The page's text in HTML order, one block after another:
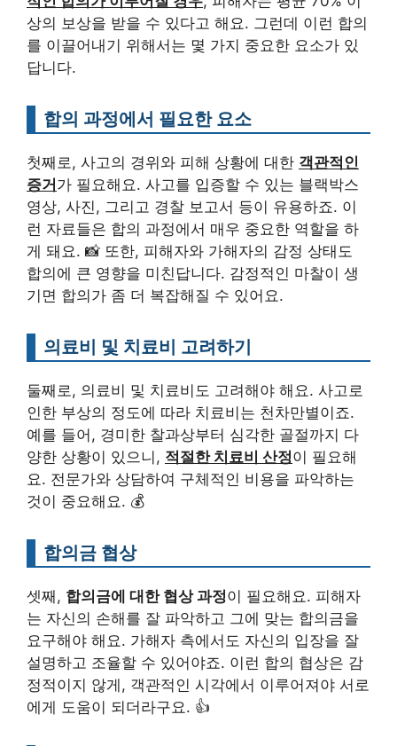
상의 보상을 받을 수 있다고 해요. 그런데 이런 합의
를 이끌어내기 위해서는 몇 가지 중요한 요소가 있
답니다.
합의 과정에서 필요한 요소
첫째로, 사고의 경위와 피해 상황에 대한 객관적인
증거 가 필요해요. 사고를 입증할 수 있는 블랙박스
영상, 사진, 그리고 경찰 보고서 등이 유용하죠. 이
런 자료들은 합의 과정에서 매우 중요한 역할을 하
게 돼요. 📸 또한, 피해자와 가해자의 감정 상태도
합의에 큰 영향을 미친답니다. 감정적인 마찰이 생
기면 합의가 좀 더 복잡해질 수 있어요.
의료비 및 치료비 고려하기
둘째로, 의료비 및 치료비도 고려해야 해요. 사고로
인한 부상의 정도에 따라 치료비는 천차만별이죠.
예를 들어, 경미한 찰과상부터 심각한 골절까지 다
양한 상황이 있으니, 적절한 치료비 산정이 필요해
요. 전문가와 상담하여 구체적인 비용을 파악하는
것이 중요해요. 💰
합의금 협상
셋째, 합의금에 대한 협상 과정이 필요해요. 피해자
는 자신의 손해를 잘 파악하고 그에 맞는 합의금을
요구해야 해요. 가해자 측에서도 자신의 입장을 잘
설명하고 조율할 수 있어야죠. 이런 합의 협상은 감
정적이지 않게, 객관적인 시각에서 이루어져야 서로
에게 도움이 되더라구요. 👍